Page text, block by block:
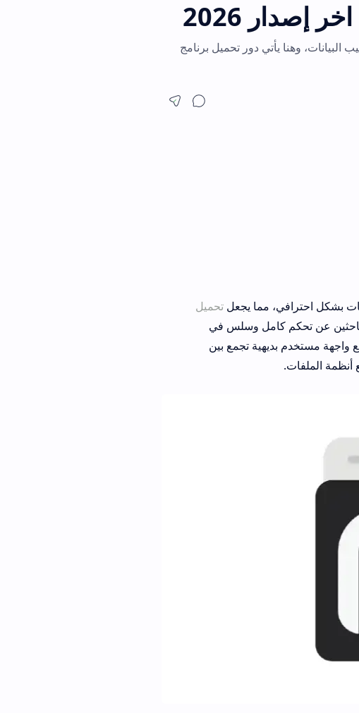
البيانات، وهنا يأتي دور تحميل برنامج
بشكل احترافي، مما يجعلتحميل
عن تحكم كامل وسلس في
واجهة مستخدم بديهية تجمع بين
أنظمة الملفات.